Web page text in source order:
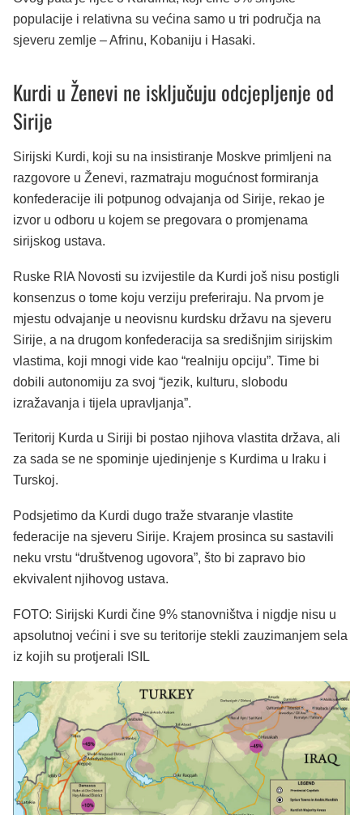
populacije i relativna su većina samo u tri područja na
sjeveru zemlje – Afrinu, Kobaniju i Hasaki.
Kurdi u Ženevi ne isključuju odcjepljenje od
Sirije
Sirijski Kurdi, koji su na insistiranje Moskve primljeni na
razgovore u Ženevi, razmatraju mogućnost formiranja
konfederacije ili potpunog odvajanja od Sirije, rekao je
izvor u odboru u kojem se pregovara o promjenama
sirijskog ustava.
Ruske RIA Novosti su izvijestile da Kurdi još nisu postigli
konsenzus o tome koju verziju preferiraju. Na prvom je
mjestu odvajanje u neovisnu kurdsku državu na sjeveru
Sirije, a na drugom konfederacija sa središnjim sirijskim
vlastima, koji mnogi vide kao “realniju opciju”. Time bi
dobili autonomiju za svoj “jezik, kulturu, slobodu
izražavanja i tijela upravljanja”.
Teritorij Kurda u Siriji bi postao njihova vlastita država, ali
za sada se ne spominje ujedinjenje s Kurdima u Iraku i
Turskoj.
Podsjetimo da Kurdi dugo traže stvaranje vlastite
federacije na sjeveru Sirije. Krajem prosinca su sastavili
neku vrstu “društvenog ugovora”, što bi zapravo bio
ekvivalent njihovog ustava.
FOTO: Sirijski Kurdi čine 9% stanovništva i nigdje nisu u
apsolutnoj većini i sve su teritorije stekli zauzimanjem sela
iz kojih su protjerali ISIL